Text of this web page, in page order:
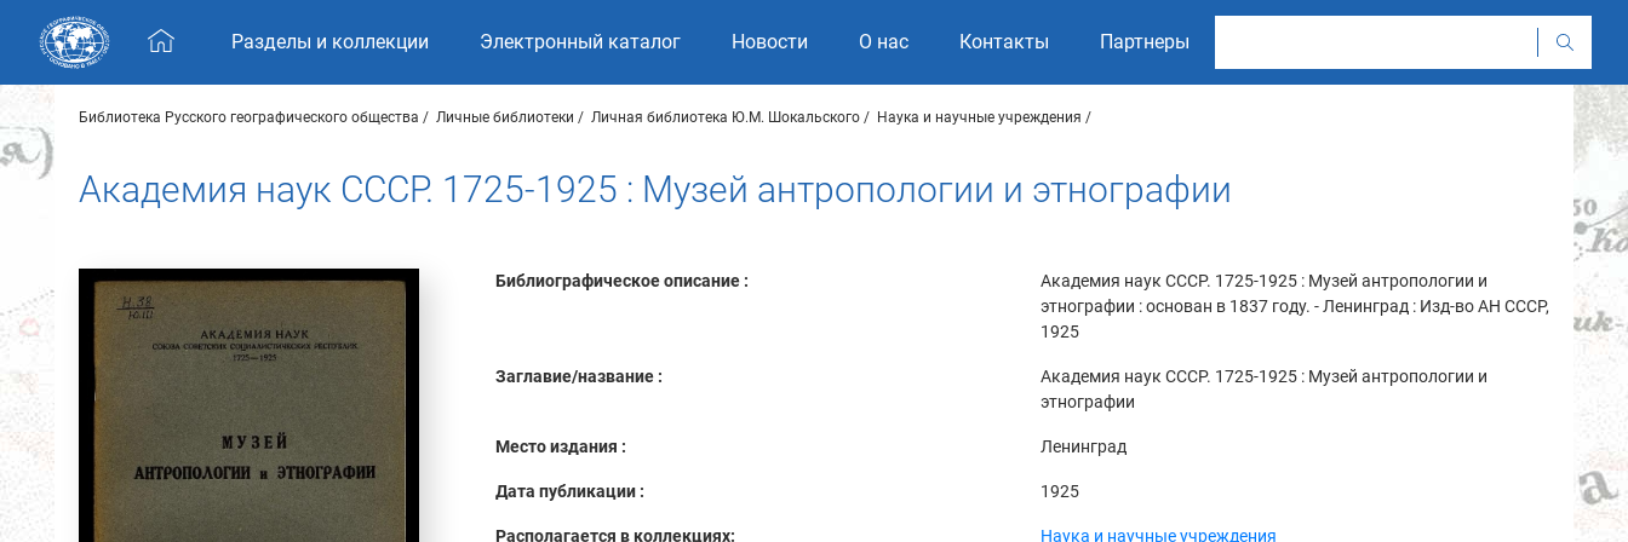
Skip navigation
Разделы и коллекции Электронный каталог Новости О нас Контакты Партнеры
Библиотека Русского географического общества Личные библиотеки Личная библиотека Ю.М. Шокальского Наука и научные учреждения
Академия наук СССР. 1725-1925 : Музей антропологии и этнографии
Библиографическое описание :
Академия наук СССР. 1725-1925 : Музей антропологии и
этнографии : основан в 1837 году. - Ленинград : Изд-во АН СССР,
1925
Заглавие/название :
Академия наук СССР. 1725-1925 : Музей антропологии и
этнографии
Место издания : Ленинград
Дата публикации : 1925
Располагается в коллекциях: Наука и научные учреждения